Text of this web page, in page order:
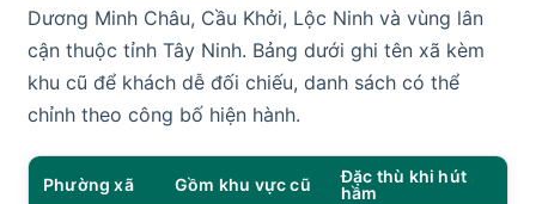
Dương Minh Châu, Cầu Khởi, Lộc Ninh và vùng lân
cận thuộc tỉnh Tây Ninh. Bảng dưới ghi tên xã kèm
khu cũ để khách dễ đối chiếu, danh sách có thể
chỉnh theo công bố hiện hành.
Phường xã Gồm khu vực cũ
Đặc thù khi hút
hầm